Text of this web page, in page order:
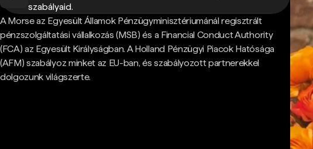
szabályaid.
A Morse az Egyesült Államok Pénzügyminisztériumánál regisztrált
pénzszolgáltatási vállalkozás (MSB) és a Financial Conduct Authority
(FCA) az Egyesült Királyságban. A Holland Pénzügyi Piacok Hatósága
(AFM) szabályoz minket az EU-ban, és szabályozott partnerekkel
dolgozunk világszerte.